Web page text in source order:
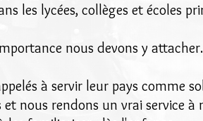
les lycées, collèges et écoles
nous devons y attacher.
à servir leur pays comme
nous rendons un vrai service à